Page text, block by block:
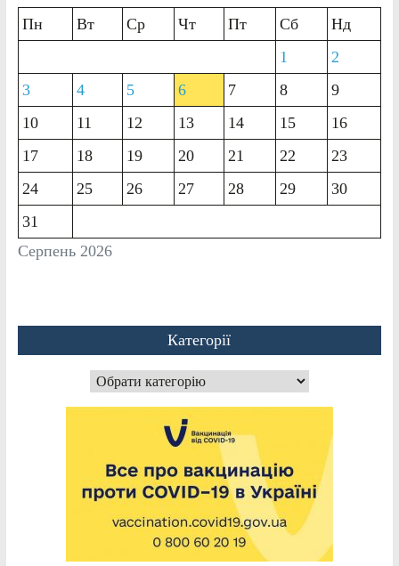
Серпень 2026
Пн Вт Ср Чт Пт Сб
Нд
1
2
3
4 5 6 7 8
9
10
11 12 13 14 15
16
17
18 19 20 21 22
23
24
25 26 27 28 29
30
31
Категорії
Категорії